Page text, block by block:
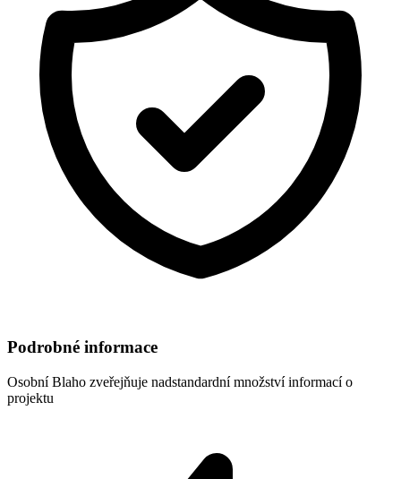
Podrobné informace
Osobní Blaho zveřejňuje nadstandardní množství informací o
projektu